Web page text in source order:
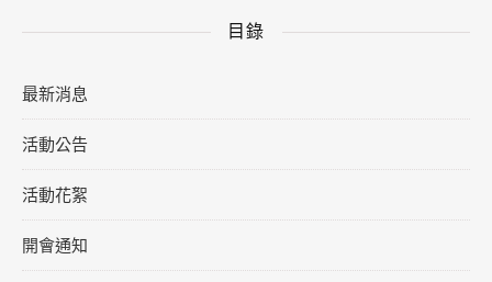
目錄
最新消息
活動公告
活動花絮
開會通知